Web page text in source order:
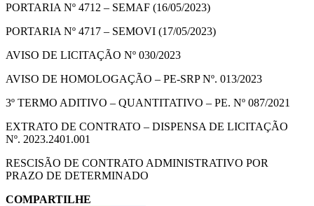
PORTARIA Nº 4712 – SEMAF (16/05/2023)
PORTARIA Nº 4717 – SEMOVI (17/05/2023)
AVISO DE LICITAÇÃO Nº 030/2023
AVISO DE HOMOLOGAÇÃO – PE-SRP Nº. 013/2023
3º TERMO ADITIVO – QUANTITATIVO – PE. Nº 087/2021
EXTRATO DE CONTRATO – DISPENSA DE LICITAÇÃO
Nº. 2023.2401.001
RESCISÃO DE CONTRATO ADMINISTRATIVO POR
PRAZO DE DETERMINADO
COMPARTILHE